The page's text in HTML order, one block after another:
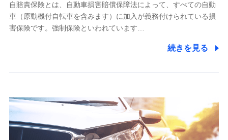
業務の委託
当社は利用目的の達成に必要な範囲内において個人情報の取
【共同して利用される利用データの項目】
当社又は株式会社NTTドコモがサービス提供等を通じて取得
した、以下の情報などの個人データ
自賠責保険とは、自動車損害賠償保障法によって、すべての自動
車（原動機付自転車を含みます）に加入が義務付けられている損
害保険です。強制保険といわれています…
続きを見る